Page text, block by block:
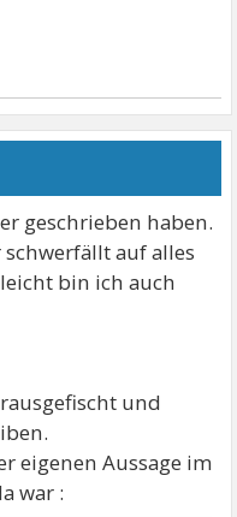
geschrieben haben.
schwerfällt auf alles
bin ich auch
und
eigenen Aussage im
war :